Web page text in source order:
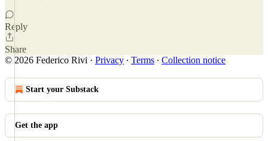
Reply
Share
© 2026 Federico Rivi · Privacy ∙ Terms ∙ Collection notice
Start your Substack
Get the app